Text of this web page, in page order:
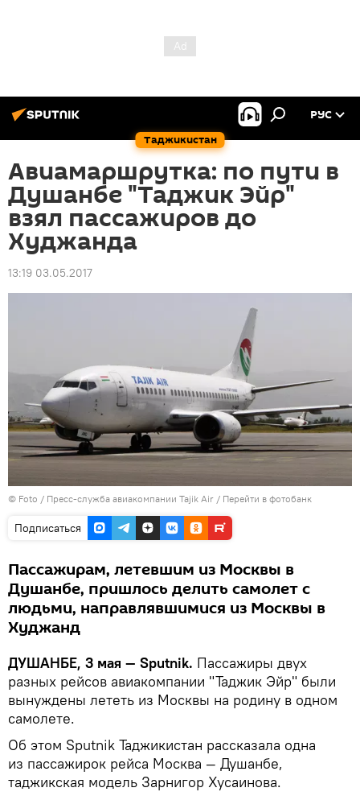
Таджикистан
РУС
Авиамаршрутка: по пути в
Душанбе "Таджик Эйр"
взял пассажиров до
Худжанда
13:19 03.05.2017
© Foto / Пресс-служба авиакомпании Tajik Air / Перейти в фотобанк
Подписаться
Пассажирам, летевшим из Москвы в
Душанбе, пришлось делить самолет с
людьми, направлявшимися из Москвы в
Худжанд
ДУШАНБЕ, 3 мая — Sputnik. Пассажиры двух
разных рейсов авиакомпании "Таджик Эйр" были
вынуждены лететь из Москвы на родину в одном
самолете.
Об этом Sputnik Таджикистан рассказала одна
из пассажирок рейса Москва — Душанбе,
таджикская модель Зарнигор Хусаинова.